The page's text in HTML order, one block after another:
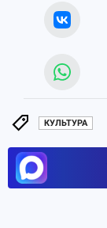
КУЛЬТУРА